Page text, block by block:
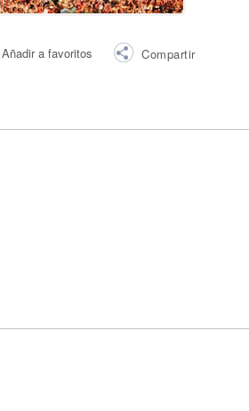
Añadir a favoritos Compartir